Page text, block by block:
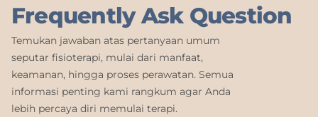
Frequently Ask Question
Temukan jawaban atas pertanyaan umum
seputar fisioterapi, mulai dari manfaat,
keamanan, hingga proses perawatan. Semua
informasi penting kami rangkum agar Anda
lebih percaya diri memulai terapi.